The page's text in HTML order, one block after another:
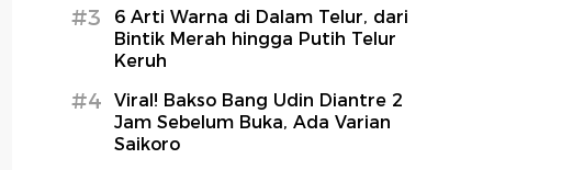
#3
6 Arti Warna di Dalam Telur, dari
Bintik Merah hingga Putih Telur
Keruh
#4
Viral! Bakso Bang Udin Diantre 2
Jam Sebelum Buka, Ada Varian
Saikoro